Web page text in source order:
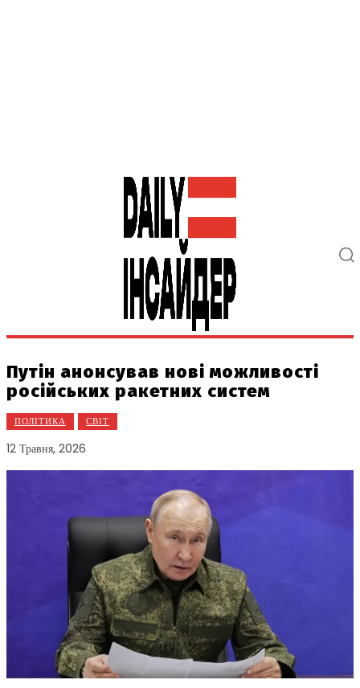
Путін анонсував нові можливості
російських ракетних систем
ПОЛІТИКА СВІТ
12 Травня, 2026